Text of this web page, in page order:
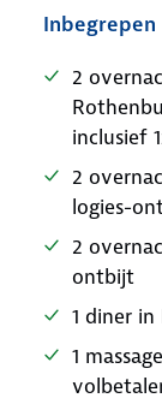
Inbegrepen
2
inclusief
2
logies-
2
ontbijt
1 diner
1